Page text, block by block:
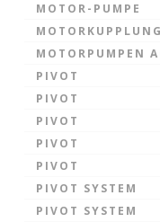
MOTOR-PUMPE
MOTORPUMPEN
PIVOT
PIVOT
PIVOT
PIVOT
PIVOT
PIVOT SYSTEM
PIVOT SYSTEM